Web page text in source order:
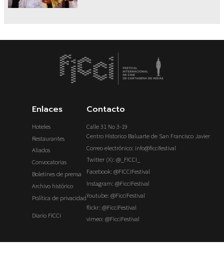
Enlaces
Hoteles
Restaurantes
Aliados
Convocatorias
Boletines de prensa
Archivo histórico
Política de privacidad
Diario FICCI
Contacto
Calle 31 No 3-19
Centro Historico Baluarte de San Francisco Javier
Correo electrónico: info@ficcifestival
Twitter (X): @_FICCI_
Facebook: @FICCIFestival
Instagram: @FicciFestival
Youtube: @FicciFestival
flickr: @FicciFestival
vimeo: @FicciFestival